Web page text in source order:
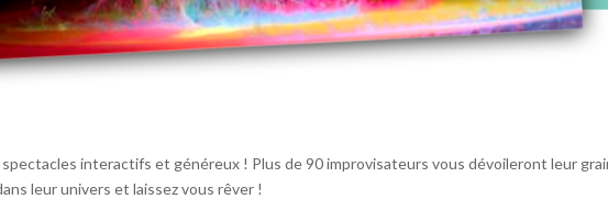
interactifs et généreux ! Plus de 90 improvisateurs vous dévoileront leur
leur univers et laissez vous rêver !